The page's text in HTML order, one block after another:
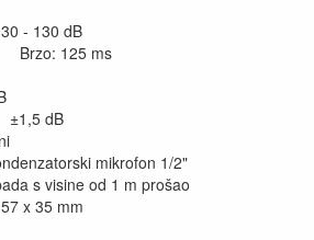
- 130 dB
Brzo: 125 ms
dB
mikrofon 1/2"
s visine od 1 m prošao
x 35 mm